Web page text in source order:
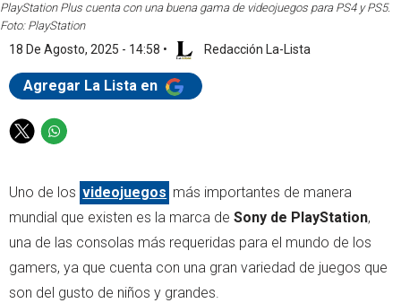
PlayStation Plus cuenta con una buena gama de videojuegos para PS4 y PS5.
Foto: PlayStation
18 De Agosto, 2025 - 14:58 • Redacción La-Lista
Agregar La Lista en
T
t
t
r
W
t
s
a
p
p
Uno de los videojuegos más importantes de manera
mundial que existen es la marca de Sony de PlayStation,
una de las consolas más requeridas para el mundo de los
gamers, ya que cuenta con una gran variedad de juegos que
son del gusto de niños y grandes.